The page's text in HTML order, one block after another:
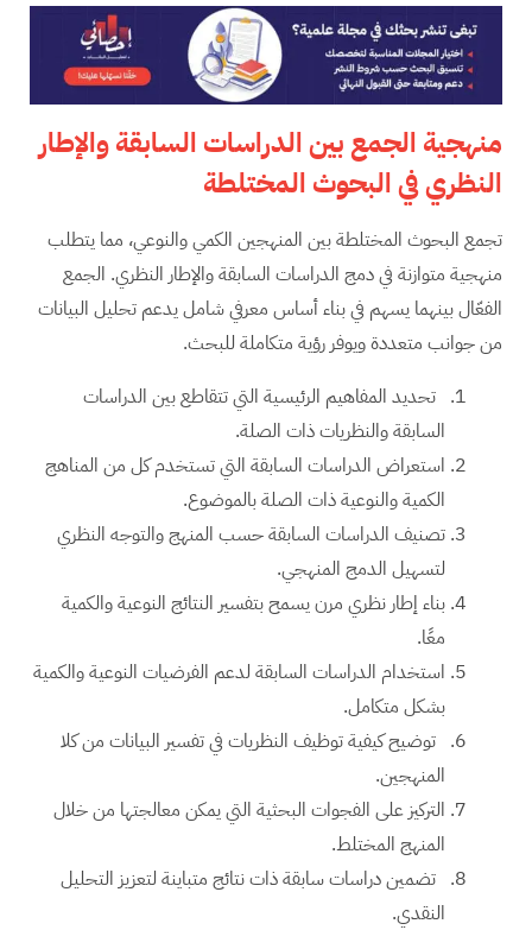
منهجية الجمع بين الدراسات السابقة والإطار
النظري في البحوث المختلطة
تجمع البحوث المختلطة بين المنهجين الكمي والنوعي، مما يتطلب
منهجية متوازنة في دمج الدراسات السابقة والإطار النظري. الجمع
الفعّال بينهما يسهم في بناء أساس معرفي شامل يدعم تحليل البيانات
من جوانب متعددة ويوفر رؤية متكاملة للبحث.
تحديد المفاهيم الرئيسية التي تتقاطع بين الدراسات
السابقة والنظريات ذات الصلة.
استعراض الدراسات السابقة التي تستخدم كل من المناهج
الكمية والنوعية ذات الصلة بالموضوع.
تصنيف الدراسات السابقة حسب المنهج والتوجه النظري
لتسهيل الدمج المنهجي.
بناء إطار نظري مرن يسمح بتفسير النتائج النوعية والكمية
معًا.
استخدام الدراسات السابقة لدعم الفرضيات النوعية والكمية
بشكل متكامل.
توضيح كيفية توظيف النظريات في تفسير البيانات من كلا
المنهجين.
التركيز على الفجوات البحثية التي يمكن معالجتها من خلال
المنهج المختلط.
تضمين دراسات سابقة ذات نتائج متباينة لتعزيز التحليل
النقدي.